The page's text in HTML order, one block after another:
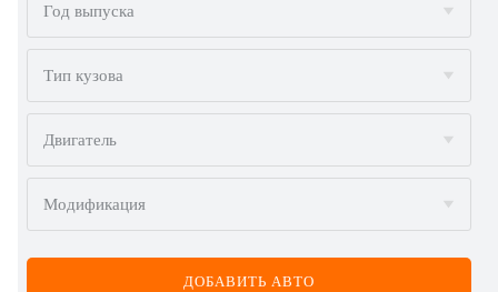
AUDI
BMW
BYD
CADILLAC
CHERY
CHEVROLET
Год выпуска
Тип кузова
Двигатель
Модификация
ДОБАВИТЬ АВТО